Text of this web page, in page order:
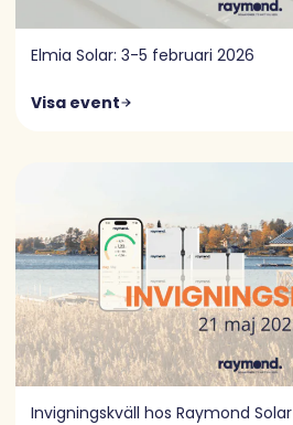
Elmia Solar: 3-5 februari 2026
Visa event
Invigningskväll hos Raymond Solar